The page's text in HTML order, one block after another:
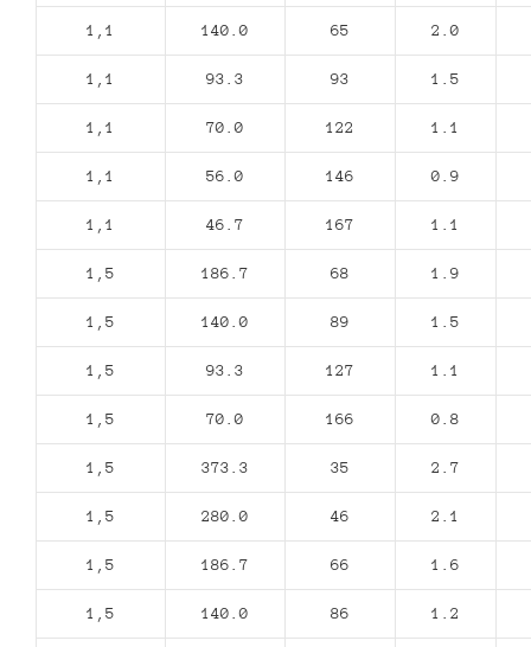
1,1 140.0 65 2.0
1,1 93.3 93 1.5
1,1 70.0 122 1.1
1,1 56.0 146 0.9
1,1 46.7 167 1.1
1,5 186.7 68 1.9
1,5 140.0 89 1.5
1,5 93.3 127 1.1
1,5 70.0 166 0.8
1,5 373.3 35 2.7
1,5 280.0 46 2.1
1,5 186.7 66 1.6
1,5 140.0 86 1.2